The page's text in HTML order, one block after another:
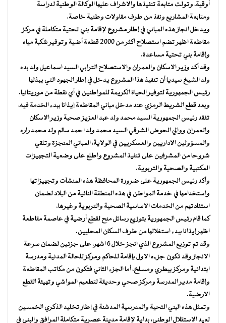
أوقية، وتولت متابعة تنفيذها والاشراف عليها الوكالة الوطنية لدراسة
ومتابعة المشاريع ونفذ من طرف مقاولات وطنية خاصة.
ويدخل انجاز هذه المباني في إطار مشروع لإقامة بني تحتية متكاملة في مركز
مقاطعة اظهر تضم استصلاح اكثر من 2000 قطعة أضية وتوفير شكبة مياه
وإقامة بني تحتية مساعدة.
وقد أكد وزير الاسكان والعمران والاستصلاح الترابي السيد اسماعيل ولد بده
ولد الشيخ سيديا أن تنفيذ هذا المشروع يدخل في إطار الجهود التي يبذلها
رئيس الجمهورية لتوفير الحياة الكريمة للمواطنين في أي نقطة من موريتانيا.
وبعد قطع الشريط الرمزي عند مدخل مباني المقاطعة إيذانا ببدء الخدمة فيه،
تفقد رئيس الجمهورية السيد محمد ولد عبد العزيز صحبة وزير الاسكان
والعمران ووالي الحوض الشرقي السيد محمد ولد احمد سالم ولد محمد راره
والمسؤولين الاداريين والعسكريين في الولاية، المباني المنجزة وتلقي
شروحا من المشرفين على تنفيذ المشروع واطلع على وضعية التجهيزات
المكتبية والصحية والتربوية.
وأكد رئيس الجمهورية على ضرورة المحافظة هذه المنشآت وتجهيزاتها
واستخدامها في خدمة المواطن في هذه المنطقة النائية من البلاد لضمان
استفادتهم من الخدمات الاساسية الصحية والتربوية وغيرها.
كما قام رئيس الجمهورية بتوزيع رسائل منح لقطع أرضية في عاصمة مقاطعة
اظهر إيذانا ببدء استغلالها من طرف السكان المحليين.
وقد تم توزيع المشروع الذي انجز خلال 6 اشهر، على جزئين لضمان سرعة
الانجاز وقد تكون جزءه الاول بإقامة للحاكم ومركز للحالة المدنية ومدرسة
ابتدائية ومركز بيطري ومسلخ، أما الجزء الثاني فتكون من مكاتب المقاطعة
وإقامة مدير المدرسة ومركز صحي وحديقة لتطعيم المواشي وتهيئة القطع
الارضية.
وتمثل هذه البني التحية والمدرسية المدشنة في إطار تخليد الذكري الخمسين
لعيد الاستقلال الوطني، بداية لإقامة مدينة عصرية متكاملة المرافق والبني في